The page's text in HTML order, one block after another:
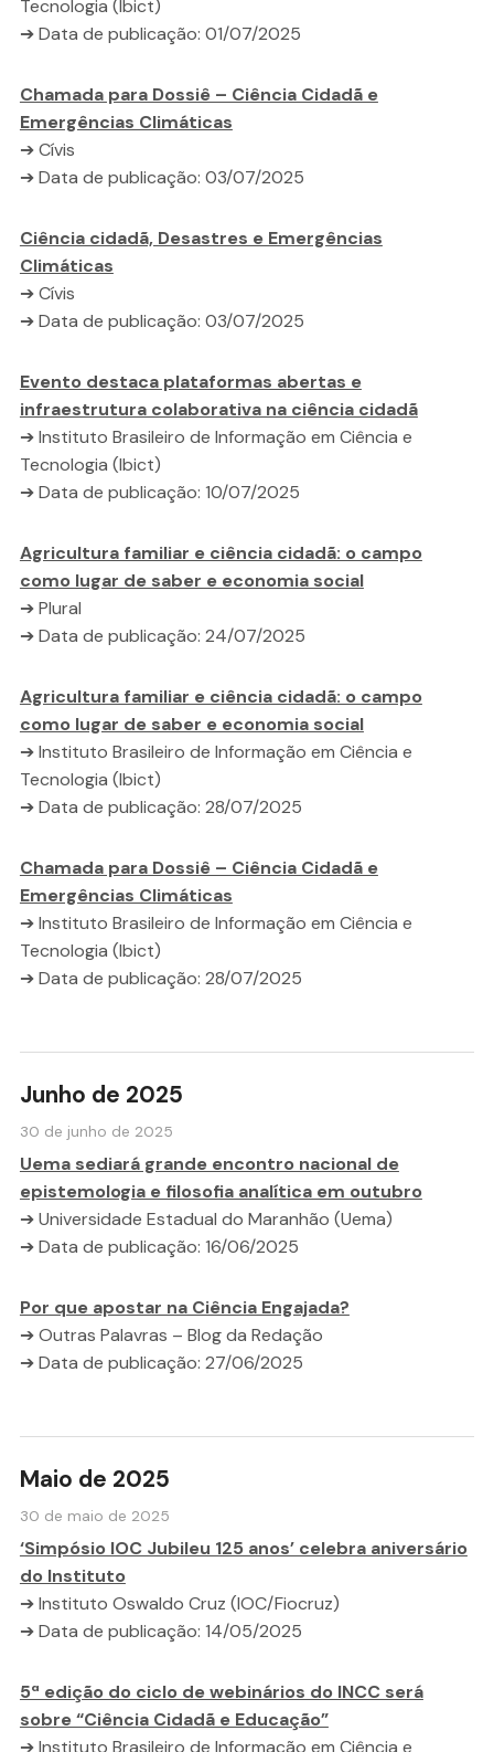
Tecnologia (Ibict)
➔ Data de publicação: 01/07/2025
Chamada para Dossiê – Ciência Cidadã e
Emergências Climáticas
➔ Cívis
➔ Data de publicação: 03/07/2025
Ciência cidadã, Desastres e Emergências
Climáticas
➔ Cívis
➔ Data de publicação: 03/07/2025
Evento destaca plataformas abertas e
infraestrutura colaborativa na ciência cidadã
➔ Instituto Brasileiro de Informação em Ciência e
Tecnologia (Ibict)
➔ Data de publicação: 10/07/2025
Agricultura familiar e ciência cidadã: o campo
como lugar de saber e economia social
➔ Plural
➔ Data de publicação: 24/07/2025
Agricultura familiar e ciência cidadã: o campo
como lugar de saber e economia social
➔ Instituto Brasileiro de Informação em Ciência e
Tecnologia (Ibict)
➔ Data de publicação: 28/07/2025
Chamada para Dossiê – Ciência Cidadã e
Emergências Climáticas
➔ Instituto Brasileiro de Informação em Ciência e
Tecnologia (Ibict)
➔ Data de publicação: 28/07/2025
Junho de 2025
30 de junho de 2025
Uema sediará grande encontro nacional de
epistemologia e filosofia analítica em outubro
➔ Universidade Estadual do Maranhão (Uema)
➔ Data de publicação: 16/06/2025
Por que apostar na Ciência Engajada?
➔ Outras Palavras – Blog da Redação
➔ Data de publicação: 27/06/2025
Maio de 2025
30 de maio de 2025
‘Simpósio IOC Jubileu 125 anos’ celebra aniversário
do Instituto
➔ Instituto Oswaldo Cruz (IOC/Fiocruz)
➔ Data de publicação: 14/05/2025
5ª edição do ciclo de webinários do INCC será
sobre “Ciência Cidadã e Educação”
➔ Instituto Brasileiro de Informação em Ciência e